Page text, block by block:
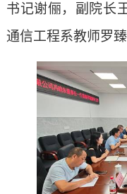
书记谢俪，副院长
通信工程系教师罗臻